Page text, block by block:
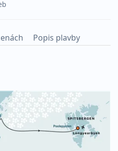
Popis plavby